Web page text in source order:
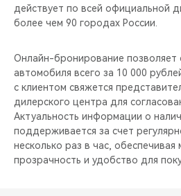
действует по всей официальной
более чем 90 городах России.
Онлайн-бронирование позволяет
автомобиля всего за 10 000
с клиентом свяжется
дилерского центра для
Актуальность информации о
поддерживается за счет
несколько раз в час, обеспечивая
прозрачность и удобство для